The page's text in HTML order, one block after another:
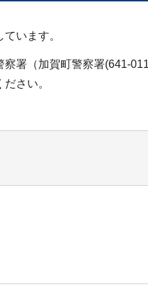
います。
署（加賀町警察署(641-
さい。